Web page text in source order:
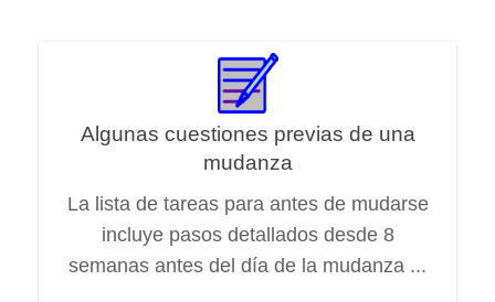
Algunas cuestiones previas de una
mudanza
La lista de tareas para antes de mudarse
incluye pasos detallados desde 8
semanas antes del día de la mudanza ...